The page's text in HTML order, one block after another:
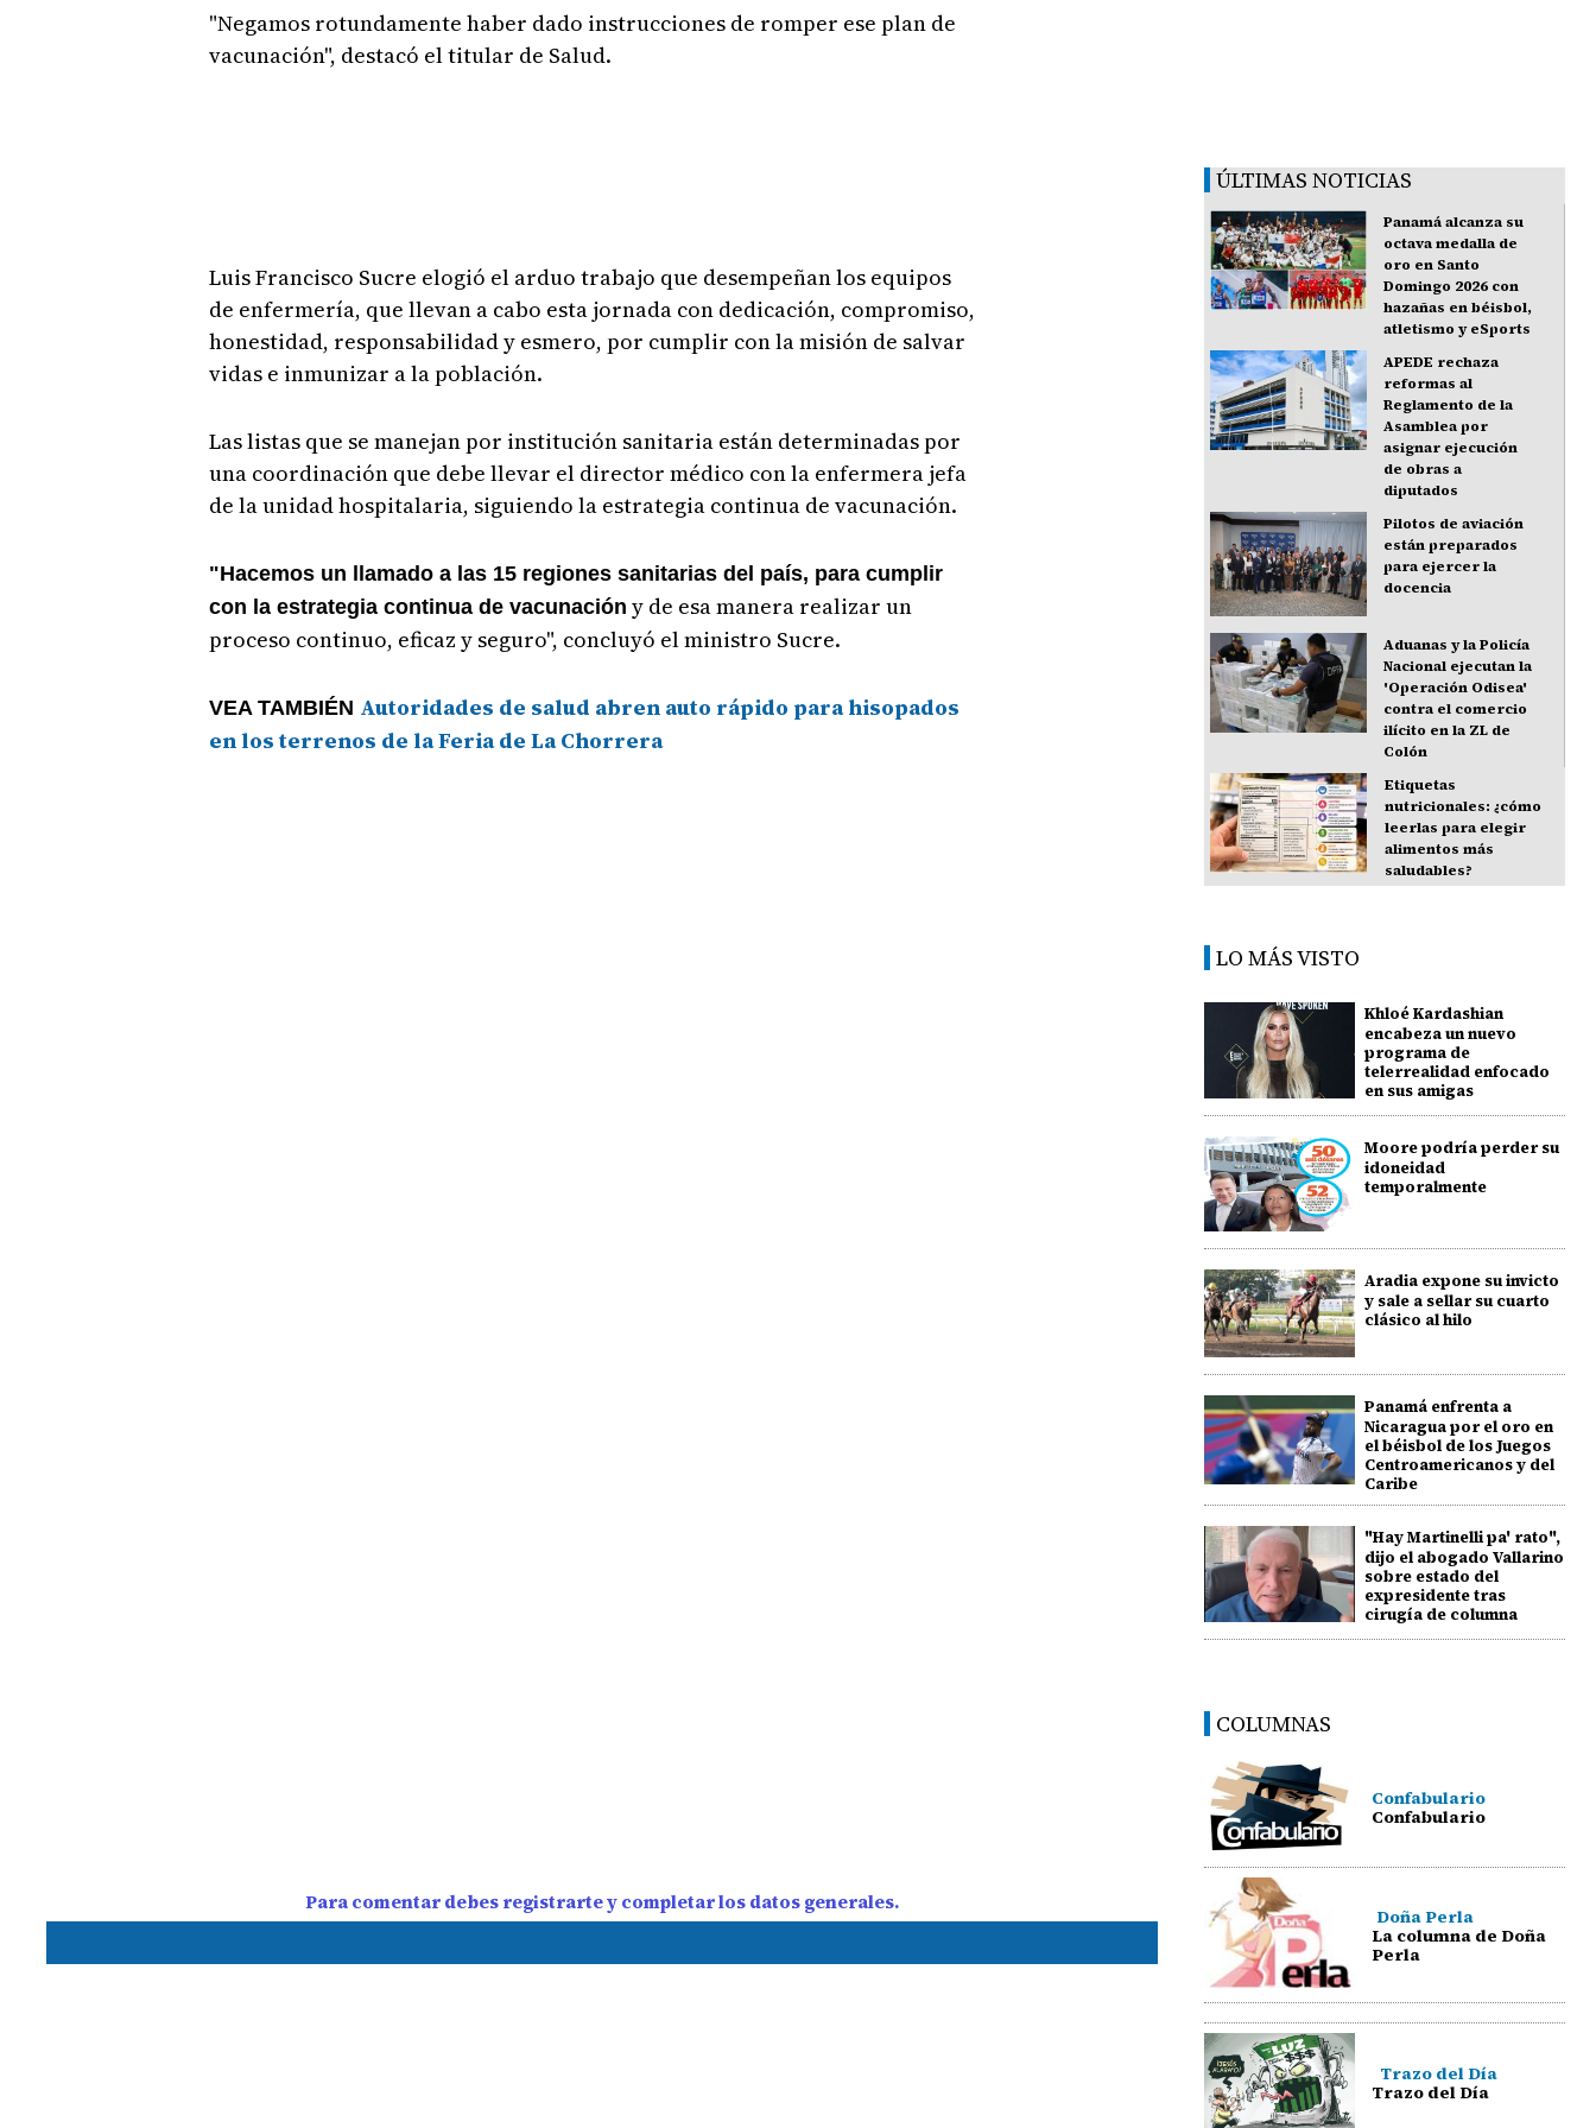
"Negamos rotundamente haber dado instrucciones de romper ese plan de
vacunación", destacó el titular de Salud.
Luis Francisco Sucre elogió el arduo trabajo que desempeñan los equipos
de enfermería, que llevan a cabo esta jornada con dedicación, compromiso,
honestidad, responsabilidad y esmero, por cumplir con la misión de salvar
vidas e inmunizar a la población.
Las listas que se manejan por institución sanitaria están determinadas por
una coordinación que debe llevar el director médico con la enfermera jefa
de la unidad hospitalaria, siguiendo la estrategia continua de vacunación.
"Hacemos un llamado a las 15 regiones sanitarias del país, para cumplir
con la estrategia continua de vacunación y de esa manera realizar un
proceso continuo, eficaz y seguro", concluyó el ministro Sucre.
VEA TAMBIÉN Autoridades de salud abren auto rápido para hisopados
en los terrenos de la Feria de La Chorrera
Para comentar debes registrarte y completar los datos generales.
ÚLTIMAS NOTICIAS
Panamá alcanza su
octava medalla de
oro en Santo
Domingo 2026 con
hazañas en béisbol,
atletismo y eSports
APEDE rechaza
reformas al
Reglamento de la
Asamblea por
asignar ejecución
de obras a
diputados
Pilotos de aviación
están preparados
para ejercer la
docencia
Aduanas y la Policía
Nacional ejecutan la
'Operación Odisea'
contra el comercio
ilícito en la ZL de
Colón
Etiquetas
nutricionales: ¿cómo
leerlas para elegir
alimentos más
saludables?
LO MÁS VISTO
Khloé Kardashian
encabeza un nuevo
programa de
telerrealidad enfocado
en sus amigas
Moore podría perder su
idoneidad
temporalmente
Aradia expone su invicto
y sale a sellar su cuarto
clásico al hilo
Panamá enfrenta a
Nicaragua por el oro en
el béisbol de los Juegos
Centroamericanos y del
Caribe
"Hay Martinelli pa' rato",
dijo el abogado Vallarino
sobre estado del
expresidente tras
cirugía de columna
COLUMNAS
Confabulario
Confabulario
Doña Perla
La columna de Doña
Perla
Trazo del Día
Trazo del Día